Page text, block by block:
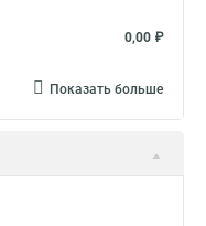
0,00 ₽
Показать больше